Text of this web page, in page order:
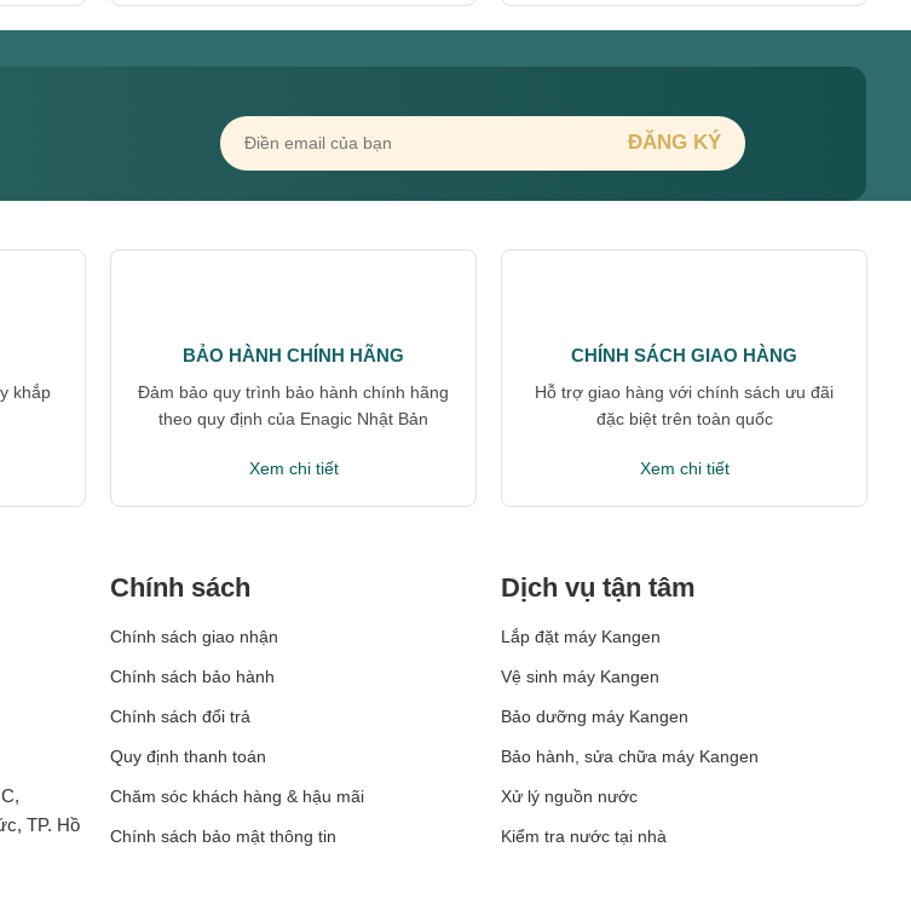
khắp
BẢO HÀNH CHÍNH HÃNG
Đảm bảo quy trình bảo hành chính hãng
theo quy định của Enagic Nhật Bản
Xem chi tiết
CHÍNH SÁCH GIAO HÀNG
Hỗ trợ giao hàng với chính sách ưu đãi
đặc biệt trên toàn quốc
Xem chi tiết
TP. Hồ
Chính sách
Chính sách giao nhận
Chính sách bảo hành
Chính sách đổi trả
Quy định thanh toán
Chăm sóc khách hàng & hậu mãi
Chính sách bảo mật thông tin
Dịch vụ tận tâm
Lắp đặt máy Kangen
Vệ sinh máy Kangen
Bảo dưỡng máy Kangen
Bảo hành, sửa chữa máy Kangen
Xử lý nguồn nước
Kiểm tra nước tại nhà